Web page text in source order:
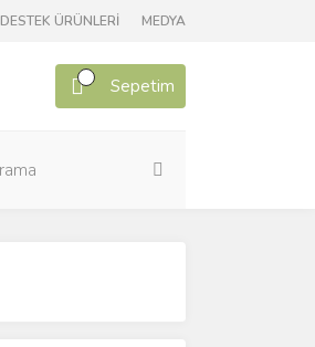
DESTEK ÜRÜNLERİ MEDYA
Sepetim